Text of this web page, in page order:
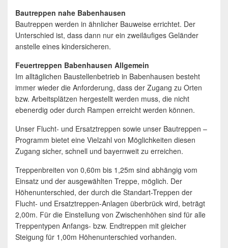
Bautreppen nahe Babenhausen
Bautreppen werden in ähnlicher Bauweise errichtet. Der
Unterschied ist, dass dann nur ein zweiläufiges Geländer
anstelle eines kindersicheren.
Feuertreppen Babenhausen Allgemein
Im alltäglichen Baustellenbetrieb in Babenhausen besteht
immer wieder die Anforderung, dass der Zugang zu Orten
bzw. Arbeitsplätzen hergestellt werden muss, die nicht
ebenerdig oder durch Rampen erreicht werden können.
Unser Flucht- und Ersatztreppen sowie unser Bautreppen –
Programm bietet eine Vielzahl von Möglichkeiten diesen
Zugang sicher, schnell und bayernweit zu erreichen.
Treppenbreiten von 0,60m bis 1,25m sind abhängig vom
Einsatz und der ausgewählten Treppe, möglich. Der
Höhenunterschied, der durch die Standart-Treppen der
Flucht- und Ersatztreppen-Anlagen überbrück wird, beträgt
2,00m. Für die Einstellung von Zwischenhöhen sind für alle
Treppentypen Anfangs- bzw. Endtreppen mit gleicher
Steigung für 1,00m Höhenunterschied vorhanden.